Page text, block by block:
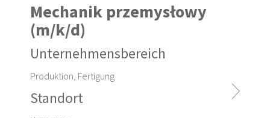
Mechanik przemysłowy
(m/k/d)
Unternehmensbereich
Produktion, Fertigung
Standort